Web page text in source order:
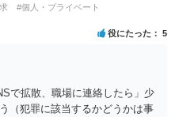
#個人・プライベート
役にたった 5
で拡散、職場に連絡したら」少
（犯罪に該当するかどうかは事